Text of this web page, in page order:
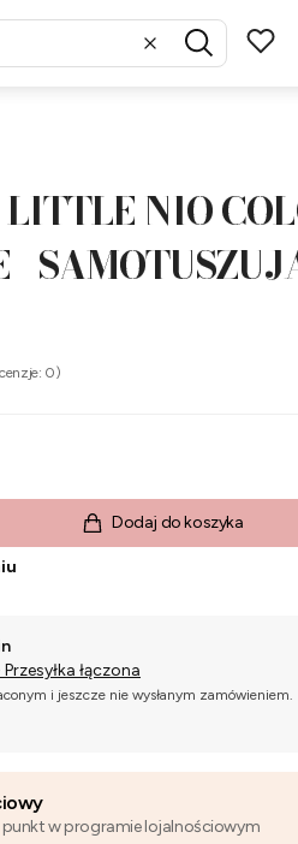
WyczyśćSzukaj
NIO
-
0)
Dodaj do koszyka
Przesyłka łączona
i jeszcze nie wysłanym zamówieniem.
punkt w programie lojalnościowym